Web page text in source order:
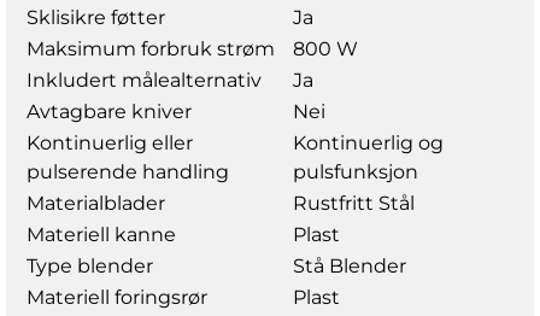
Sklisikre føtter
Ja
Maksimum forbruk strøm
800 W
Inkludert målealternativ
Ja
Avtagbare kniver
Nei
Kontinuerlig eller
pulserende handling
Kontinuerlig og
pulsfunksjon
Materialblader
Rustfritt Stål
Materiell kanne
Plast
Type blender
Stå Blender
Materiell foringsrør
Plast